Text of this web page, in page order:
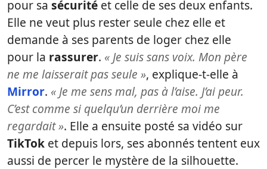
pour sa sécurité et celle de ses deux enfants.
Elle ne veut plus rester seule chez elle et
demande à ses parents de loger chez elle
pour la rassurer. « Je suis sans voix. Mon père
ne me laisserait pas seule », explique-t-elle à
Mirror. « Je me sens mal, pas à l’aise. J’ai peur.
C’est comme si quelqu’un derrière moi me
regardait ». Elle a ensuite posté sa vidéo sur
TikTok et depuis lors, ses abonnés tentent eux
aussi de percer le mystère de la silhouette.